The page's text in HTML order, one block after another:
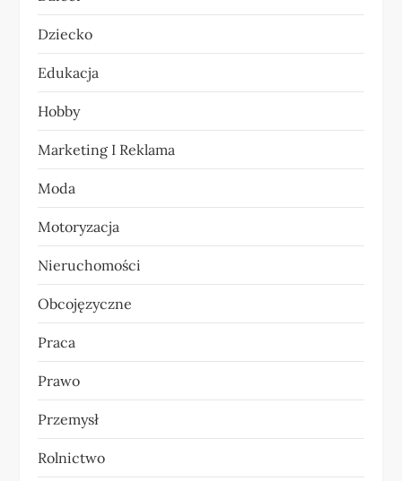
w
p
i
s
u
Dziecko
Edukacja
Hobby
Marketing I Reklama
Moda
Motoryzacja
Nieruchomości
Obcojęzyczne
Praca
Prawo
Przemysł
Rolnictwo